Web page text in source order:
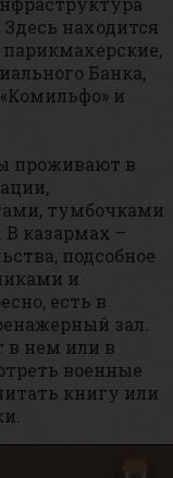
находится
парикмахерские,
Банка,
и
проживают в
тумбочками
казармах –
подсобное
и
есть в
зал.
в нем или в
военные
книгу или